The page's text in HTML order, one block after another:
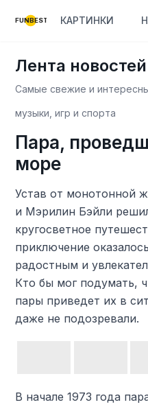
FUNBEST КАРТИНКИ
Лента
Самые свежие и
музыки, игр и спорта
Пара,
море
Устав от монотонной
и Мэрилин Бэйли
кругосветное
приключение
радостным и
Кто бы мог подумать,
пары приведет их в
даже не подозревали.
В начале 1973 года